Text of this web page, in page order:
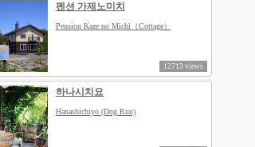
펜션 가제노미치
Pension Kaze no Michi（Cottage）
12713 views
하나시치요
Hanashichiyo (Dog Run)